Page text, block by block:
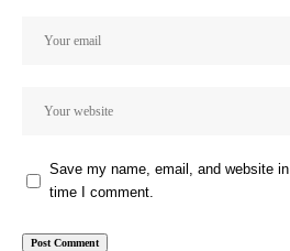
Save my name, email, and website
time I comment.